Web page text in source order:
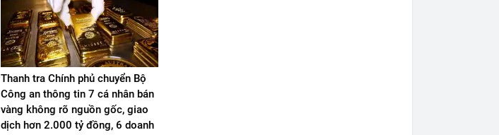
Thanh tra Chính phủ chuyển Bộ
Công an thông tin 7 cá nhân bán
vàng không rõ nguồn gốc, giao
dịch hơn 2.000 tỷ đồng, 6 doanh